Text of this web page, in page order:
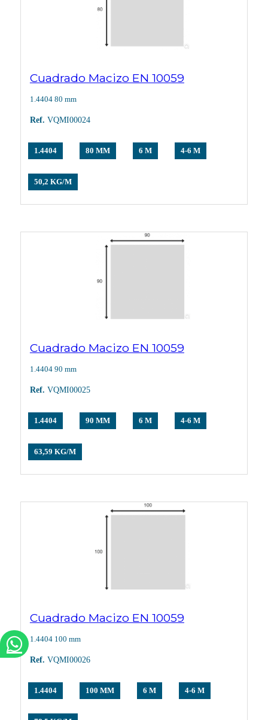
Cuadrado Macizo EN 10059
1.4404 80 mm
Ref. VQMI00024
1.4404 80 MM 6 M 4-6 M
50,2 KG/M
Cuadrado Macizo EN 10059
1.4404 90 mm
Ref. VQMI00025
1.4404 90 MM 6 M 4-6 M
63,59 KG/M
Cuadrado Macizo EN 10059
1.4404 100 mm
Ref. VQMI00026
1.4404 100 MM 6 M 4-6 M